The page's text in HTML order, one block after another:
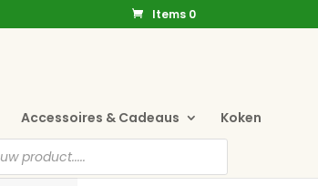
Items 0
Accessoires & Cadeaus Koken